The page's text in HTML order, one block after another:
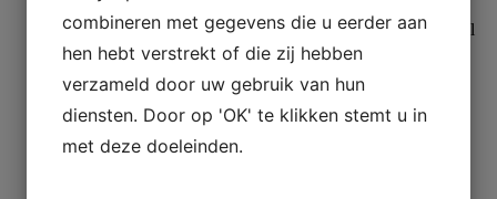
Inbedden
Protection Cap
combineren met gegevens die u eerder aan
hen hebt verstrekt of die zij hebben
verzameld door uw gebruik van hun
diensten. Door op 'OK' te klikken stemt u in
met deze doeleinden.